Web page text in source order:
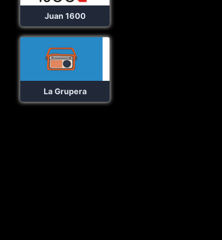
Juan 1600
La Grupera